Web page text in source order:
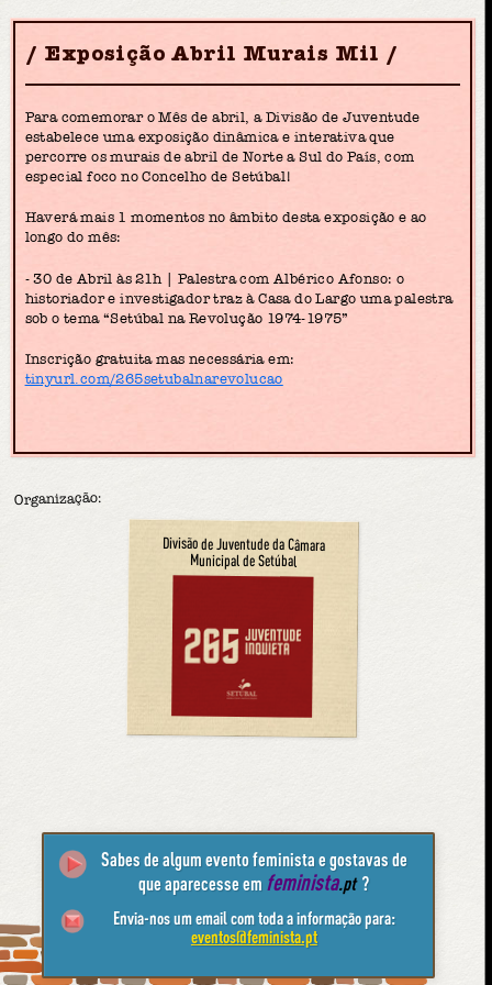
Exposição Abril Murais Mil
Para comemorar o Mês de abril, a Divisão de Juventude
estabelece uma exposição dinâmica e interativa que
percorre os murais de abril de Norte a Sul do País, com
especial foco no Concelho de Setúbal!
Haverá mais 1 momentos no âmbito desta exposição e ao
longo do mês:
- 30 de Abril às 21h | Palestra com Albérico Afonso: o
historiador e investigador traz à Casa do Largo uma palestra
sob o tema “Setúbal na Revolução 1974-1975”
Inscrição gratuita mas necessária em:
tinyurl.com/265setubalnarevolucao
Organização:
Divisão de Juventude da Câmara
Municipal de Setúbal
Sabes de algum evento feminista e gostavas de
que aparecesse em feminista.pt ?
Envia-nos um email com toda a informação para:
eventos@feminista.pt